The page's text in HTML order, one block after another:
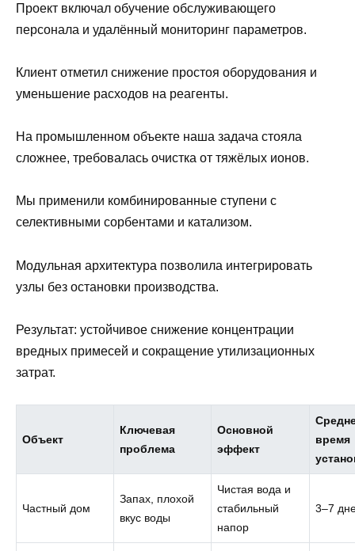
Проект включал обучение обслуживающего
персонала и удалённый мониторинг параметров.
Клиент отметил снижение простоя оборудования и
уменьшение расходов на реагенты.
На промышленном объекте наша задача стояла
сложнее, требовалась очистка от тяжёлых ионов.
Мы применили комбинированные ступени с
селективными сорбентами и катализом.
Модульная архитектура позволила интегрировать
узлы без остановки производства.
Результат: устойчивое снижение концентрации
вредных примесей и сокращение утилизационных
затрат.
Объект
Ключевая
проблема
Основной
эффект
время
Частный дом
Запах, плохой
вкус воды
Чистая вода и
стабильный
напор
3–7